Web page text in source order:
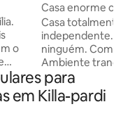
o
o
Casa enorme
perto da praia de
Casa totalmente
independente.
ninguém. Com
Ambiente
minutos a pé da praia.
presentes na
$$ 819 24 horas
para
em Killa-pardi